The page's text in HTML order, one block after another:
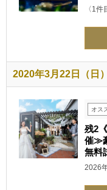
〈1
2020年3月22日（日）
オス
残2
催≫
無料
2026